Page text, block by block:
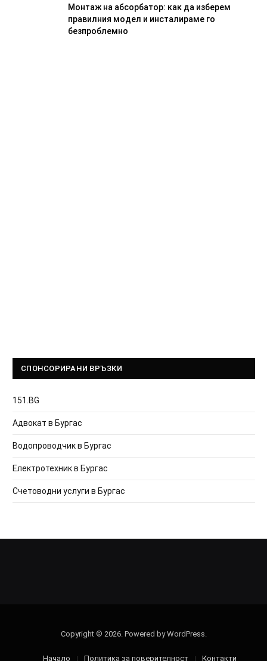
Монтаж на абсорбатор: как да изберем
правилния модел и инсталираме го
безпроблемно
СПОНСОРИРАНИ ВРЪЗКИ
151.BG
Адвокат в Бургас
Водопроводчик в Бургас
Електротехник в Бургас
Счетоводни услуги в Бургас
Copyright © 2026. Powered by WordPress.
Начало Политика за поверителност Контакти